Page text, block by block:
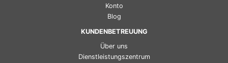
Español
Konto
Blog
KUNDENBETREUUNG
Über uns
Dienstleistungszentrum